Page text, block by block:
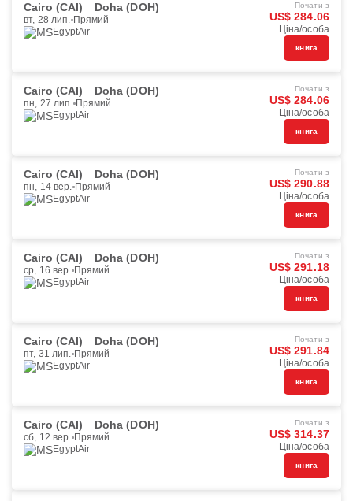
Cairo (CAI) Doha (DOH)
вт, 28 лип. Прямий
EgyptAir
Почати з
US$ 284.06
Ціна/особа
книга
Cairo (CAI) Doha (DOH)
пн, 27 лип. Прямий
EgyptAir
Почати з
US$ 284.06
Ціна/особа
книга
Cairo (CAI) Doha (DOH)
пн, 14 вер. Прямий
EgyptAir
Почати з
US$ 290.88
Ціна/особа
книга
Cairo (CAI) Doha (DOH)
ср, 16 вер. Прямий
EgyptAir
Почати з
US$ 291.18
Ціна/особа
книга
Cairo (CAI) Doha (DOH)
пт, 31 лип. Прямий
EgyptAir
Почати з
US$ 291.84
Ціна/особа
книга
Cairo (CAI) Doha (DOH)
сб, 12 вер. Прямий
EgyptAir
Почати з
US$ 314.37
Ціна/особа
книга